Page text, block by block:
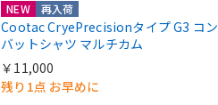
NEW 再入荷
Cootac CryePrecisionタイプ G3 コン
バットシャツ マルチカム
￥11,000
残り1点 お早めに